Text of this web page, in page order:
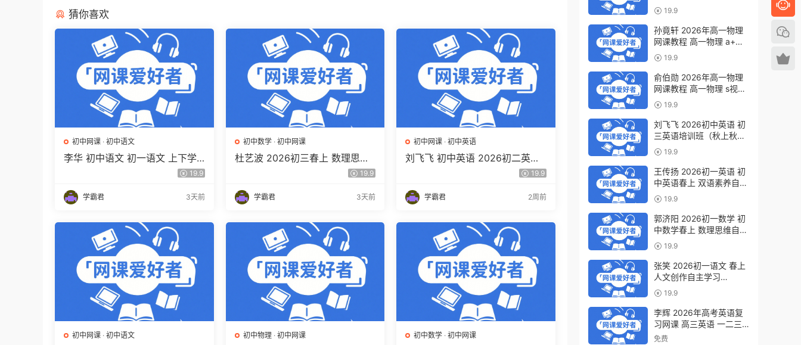
猜你喜欢
初中网课 · 初中语文
李华 初中语文 初一语文 上下学
期同步复习课程（34讲带讲义、
19.9
学霸君 3天前
初中数学· 初中网课
杜艺波 2026初三春上 数理思维
自主学习·SK（三期）百度网盘下
19.9
学霸君 3天前
初中网课 ·初中英语
刘飞飞 初中英语 2026初二英语
读写素养培训班（秋上秋下·全国
19.9
学霸君 2周前
初中网课 · 初中语文 初中物理· 初中网课 初中数学 ·初中网课
程下学期寒春班 百度网盘
下载
19.9
孙竟轩 2026年高一物理
网课教程 高一物理 a+视
频教程下学期寒春班 百度
网盘下载
19.9
俞伯勋 2026年高一物理
网课教程 高一物理 s视频
教程下学期寒春班 百度网
盘下载
19.9
刘飞飞 2026初中英语 初
三英语培训班（秋上秋下·
全国版·A+）百度网盘下
载
19.9
王传扬 2026初一英语 初
中英语春上 双语素养自主
学习·TY·A+（三期）百度
网盘下载
19.9
郭济阳 2026初一数学 初
中数学春上 数理思维自主
学习·BS（一期）百度网
盘下载
19.9
张笑 2026初一语文 春上
人文创作自主学习
·TY·S（一期）百度网盘下
载
19.9
李辉 2026年高考英语复
习网课 高三英语 一二三
轮视频课程全年班 百度网
免费